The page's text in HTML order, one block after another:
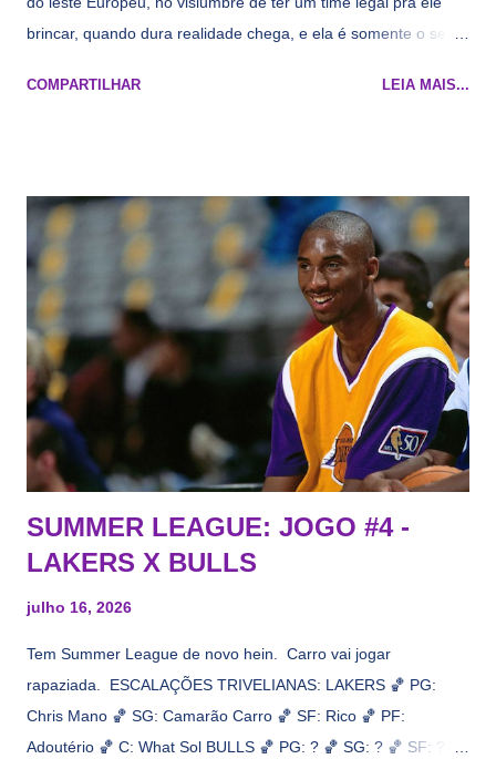
brincar, quando dura realidade chega, e ela é somente o seu
cara de decrépito, mas que aparentemente ainda é jovem.
vezes a gente esquece mesmo. Então, como diria o Marcelo
Tas no Telecurso 2000 , É HORA DA REVISÃO! Ah, e quase
todos esses nomes foram linkados ao Lakers. Se de fato há o
interesse, não importa, o nosso compromisso é sempre com a
informação, a veracidade vem depois. E do Lakers hein? Até
agora nada de Ruim Hachaomuro (dizem que Nets tem
interesse) e LeBrão James - esse sendo assediado pelo
Draymond Green enquanto chora pro Cavs contrat...
COMPARTILHAR LEIA MAIS...
SUMMER LEAGUE: JOGO #4 -
LAKERS X BULLS
julho 16, 2026
Tem Summer League de novo hein. Carro vai jogar
rapaziada. ESCALAÇÕES TRIVELIANAS: LAKERS 🏀 PG:
Chris Mano 🏀 SG: Camarão Carro 🏀 SF: Rico 🏀 PF:
Adoutério 🏀 C: What Sol BULLS 🏀 PG: ? 🏀 SG: ? 🏀 SF: ? 🏀